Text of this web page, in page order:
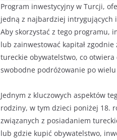
Program inwestycyjny w Turcji,
jedną z najbardziej intrygujących
Aby skorzystać z tego programu,
lub zainwestować kapitał
tureckie obywatelstwo, co
swobodne podróżowanie po
Jednym z kluczowych aspektów
rodziny, w tym dzieci poniżej 18.
związanych z posiadaniem
lub gdzie kupić obywatelstwo,